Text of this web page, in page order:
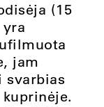
(15
jam
svarbias